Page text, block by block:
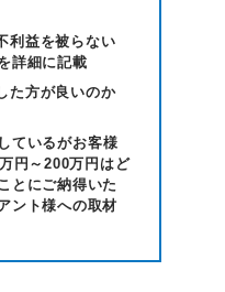
利益を被らない
詳細に記載
た方が良いのか
ているがお客様
円～200万円はど
とにご納得いた
ント様への取材